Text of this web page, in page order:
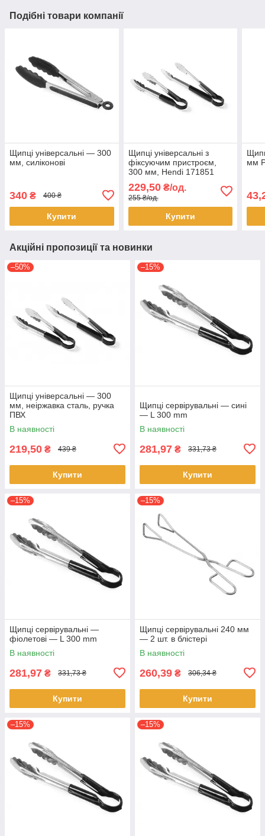
Подібні товари компанії
Щипці універсальні — 300
мм, силіконові
340 ₴ 400 ₴
Купити
Щипці універсальні з
фіксуючим пристроєм,
300 мм, Hendi 171851
229,50₴/од.
255 ₴/од.
Купити
мм
Акційні пропозиції та новинки
–50%
Щипці універсальні — 300
мм, неіржавка сталь, ручка
ПВХ
В наявності
219,50 ₴ 439 ₴
Купити
–15%
Щипці сервірувальні — сині
— L 300 mm
В наявності
281,97 ₴ 331,73 ₴
Купити
–15%
Щипці сервірувальні —
фіолетові — L 300 mm
В наявності
281,97 ₴ 331,73 ₴
Купити
–15%
Щипці сервірувальні 240 мм
— 2 шт. в блістері
В наявності
260,39 ₴ 306,34 ₴
Купити
–15% –15%